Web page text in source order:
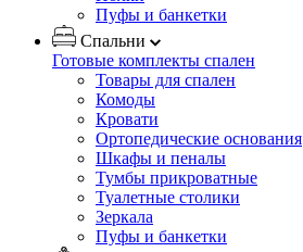
Пуфы и банкетки
Спальни
Готовые комплекты спален
Товары для спален
Комоды
Кровати
Ортопедические основания
Шкафы и пеналы
Тумбы прикроватные
Туалетные столики
Зеркала
Пуфы и банкетки